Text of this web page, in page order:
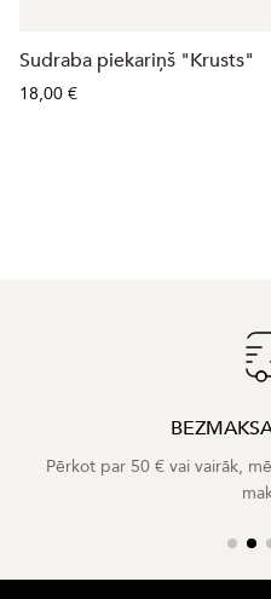
Sudraba piekariņš "Krusts"
18,00 €
Pērkot par 50 € vai vairāk,